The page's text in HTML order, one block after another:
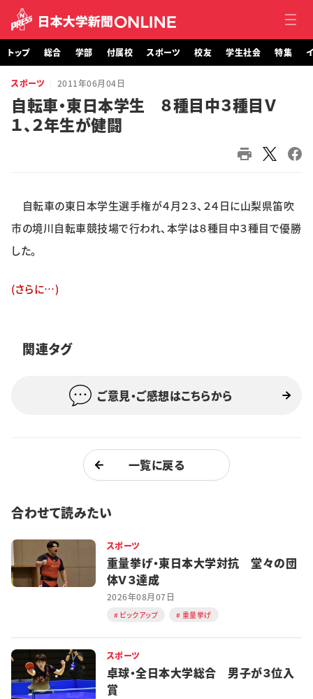
トップ
総合
スポーツ
学生社会
学生記者募集 お問い合わせ
トップ 総合 学部 付属校 スポーツ 校友 学生社会 特集
スポーツ 2011年06月04日
自転車・東日本学生 ８種目中３種目Ｖ
１、２年生が健闘
自転車の東日本学生選手権が４月２３、２４日に山梨県笛吹
市の境川自転車競技場で行われ、本学は８種目中３種目で優勝
した。
(さらに…)
関連タグ
ご意見・ご感想はこちらから
一覧に戻る
合わせて読みたい
スポーツ
重量挙げ・東日本大学対抗 堂々の団
体Ｖ３達成
2026年08月07日
ピックアップ 重量挙げ
スポーツ
卓球・全日本大学総合 男子が３位入
賞